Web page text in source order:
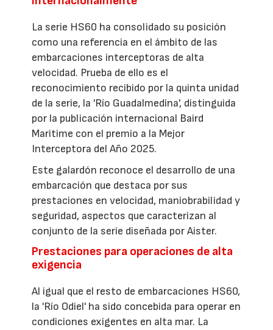
La serie HS60 ha consolidado su posición
como una referencia en el ámbito de las
embarcaciones interceptoras de alta
velocidad. Prueba de ello es el
reconocimiento recibido por la quinta unidad
de la serie, la 'Río Guadalmedina', distinguida
por la publicación internacional Baird
Maritime con el premio a la Mejor
Interceptora del Año 2025.
Este galardón reconoce el desarrollo de una
embarcación que destaca por sus
prestaciones en velocidad, maniobrabilidad y
seguridad, aspectos que caracterizan al
conjunto de la serie diseñada por Aister.
Prestaciones para operaciones de alta
exigencia
Al igual que el resto de embarcaciones HS60,
la 'Río Odiel' ha sido concebida para operar en
condiciones exigentes en alta mar. La